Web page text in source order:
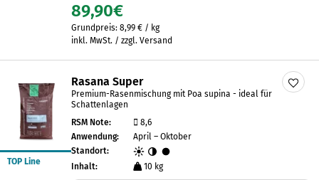
89,90€
Grundpreis: 8,99 € / kg
inkl. MwSt. / zzgl. Versand
TOP Line
Rasana Super
Premium-Rasenmischung mit Poa supina - ideal für
Schattenlagen
RSM Note:
8,6
Anwendung:
April – Oktober
Standort:
Inhalt:
10 kg